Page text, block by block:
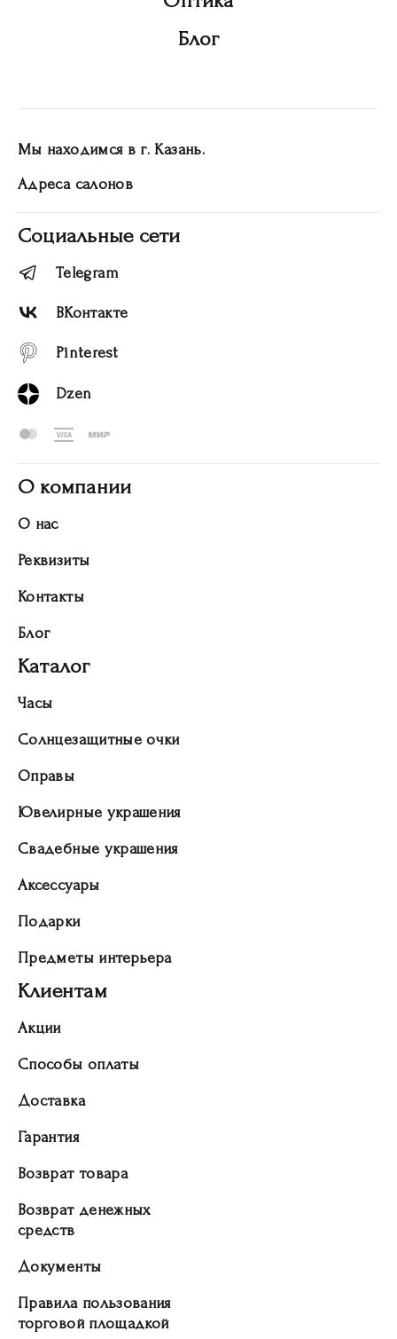
Блог
Мы находимся в г. Казань.
Адреса салонов
Социальные сети
Telegram
ВКонтакте
Pinterest
Dzen
О компании
О нас
Реквизиты
Контакты
Блог
Каталог
Часы
Солнцезащитные очки
Оправы
Ювелирные украшения
Свадебные украшения
Аксессуары
Подарки
Предметы интерьера
Клиентам
Акции
Способы оплаты
Доставка
Гарантия
Возврат товара
Возврат денежных
средств
Документы
Правила пользования
торговой площадкой